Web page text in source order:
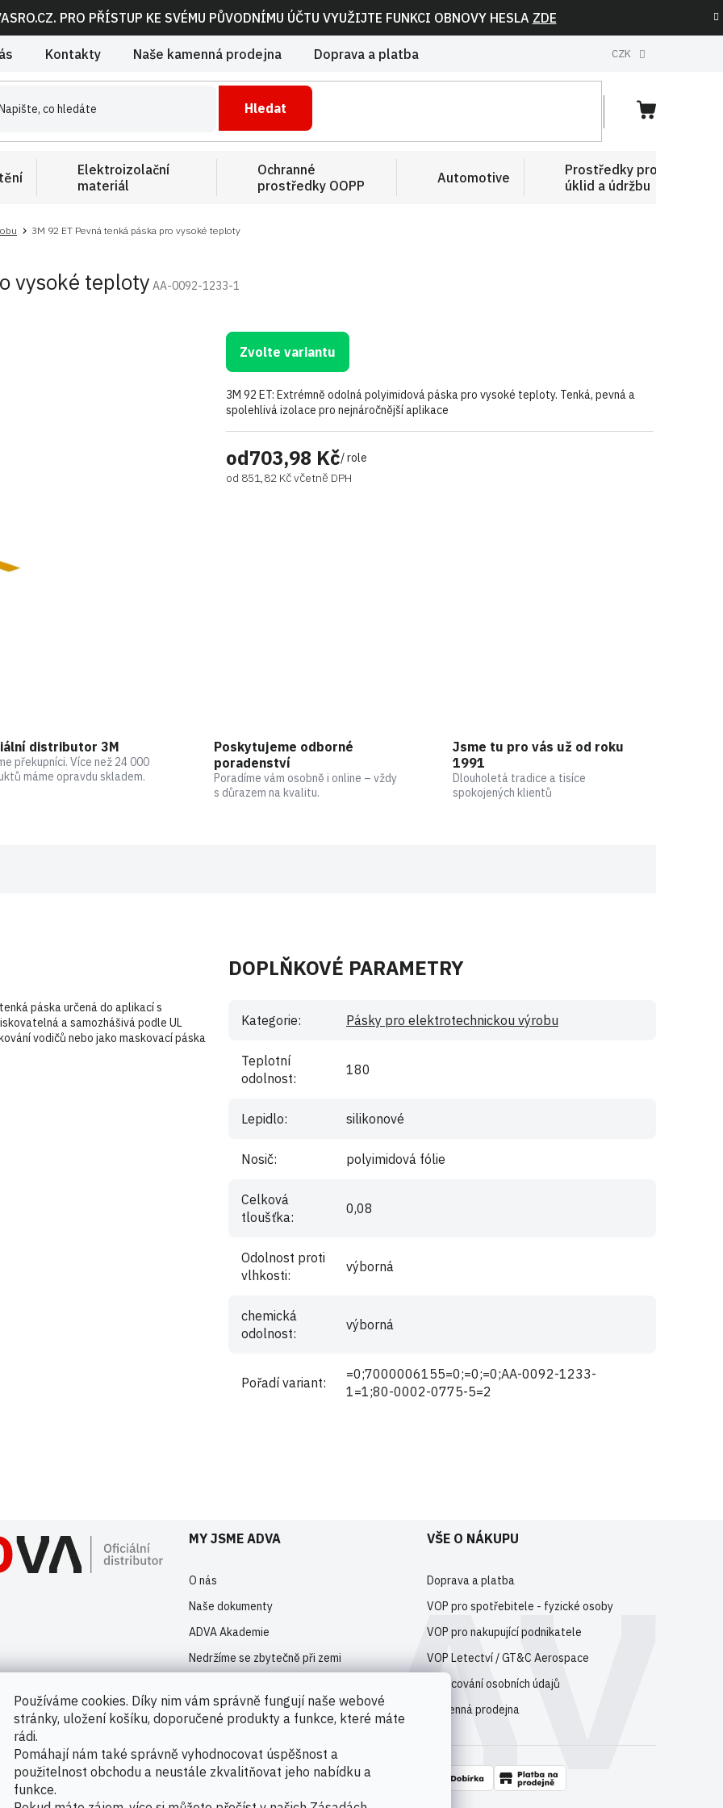
Používáme cookies. Díky nim vám správně fungují naše webové
stránky, uložení košíku, doporučené produkty a funkce, které máte
rádi.
Pomáhají nám také správně vyhodnocovat úspěšnost a
použitelnost obchodu a neustále zkvalitňovat jeho nabídku a
funkce.
PRO PŘÍSTUP KE SVÉMU PŮVODNÍMU ÚČTU VYUŽIJTE FUNKCI OBNOVY HESLA ZDE
Kontakty Naše kamenná prodejna Doprava a platba CZK
Hledat
NÁKUPNÍ
Elektroizolační
materiál
Ochranné
prostředky OOPP
Automotive
Prostředky pro
úklid a údržbu
3M 92 ET Pevná tenká páska pro vysoké teploty
vysoké teploty AA-0092-1233-1
od703,98 Kč/ role
od 851,82 Kčvčetně DPH
Zvolte variantu
3M 92 ET: Extrémně odolná polyimidová páska pro vysoké teploty. Tenká, pevná a
spolehlivá izolace pro nejnáročnější aplikace
distributor 3M
překupníci. Více než 24 000
máme opravdu skladem.
Poskytujeme odborné
poradenství
Poradíme vám osobně i online – vždy
s důrazem na kvalitu.
Jsme tu pro vás už od roku
1991
Dlouholetá tradice a tisíce
spokojených klientů
páska určená do aplikací s
a samozhášivá podle UL
vodičů nebo jako maskovací páska
DOPLŇKOVÉ PARAMETRY
Kategorie: Pásky pro elektrotechnickou výrobu
Teplotní
odolnost:
180
Lepidlo: silikonové
Nosič: polyimidová fólie
Celková
tloušťka:
0,08
Odolnost proti
vlhkosti:
výborná
chemická
odolnost:
výborná
Pořadí variant:
=0;7000006155=0;=0;=0;AA-0092-1233-
1=1;80-0002-0775-5=2
MY JSME ADVA
O nás
Naše dokumenty
ADVA Akademie
Nedržíme se zbytečně při zemi
Novinky
VŠE O NÁKUPU
Doprava a platba
VOP pro spotřebitele - fyzické osoby
VOP pro nakupující podnikatele
VOP Letectví / GT&C Aerospace
Zpracování osobních údajů
Kamenná prodejna
Možnosti platby